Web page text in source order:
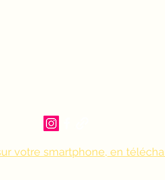
votre smartphone, en